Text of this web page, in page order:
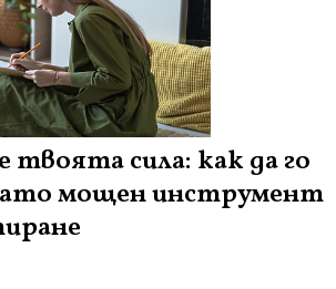
твоята сила: как да го
мощен инструмент